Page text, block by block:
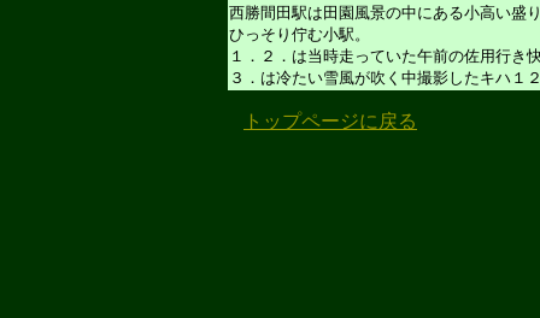
西勝間田駅は田園風景の中にある小高い盛
ひっそり佇む小駅。
１．２．は当時走っていた午前の佐用行き
３．は冷たい雪風が吹く中撮影したキハ１
トップページに戻る